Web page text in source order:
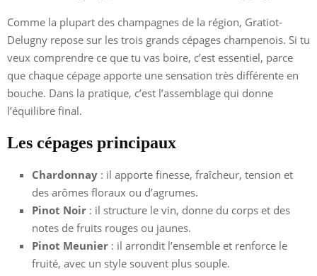
Comme la plupart des champagnes de la région, Gratiot-
Delugny repose sur les trois grands cépages champenois. Si tu
veux comprendre ce que tu vas boire, c’est essentiel, parce
que chaque cépage apporte une sensation très différente en
bouche. Dans la pratique, c’est l’assemblage qui donne
l’équilibre final.
Les cépages principaux
Chardonnay : il apporte finesse, fraîcheur, tension et
des arômes floraux ou d’agrumes.
Pinot Noir : il structure le vin, donne du corps et des
notes de fruits rouges ou jaunes.
Pinot Meunier : il arrondit l’ensemble et renforce le
fruité, avec un style souvent plus souple.